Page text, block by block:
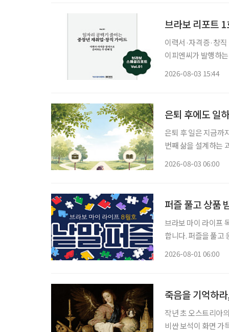
브라보 리포트
이력서·자격증·창직
이피엔씨가 발행하
2026-08-03 15:44
은퇴 후에도 일
은퇴 후 일은 지금까
번째 삶을 설계하는 과정이다. 은퇴를 앞뒀거나 회사를 나온 뒤
2026-08-03 06:00
퍼즐 풀고 상품
브라보 마이 라이프 독자 이벤트 브라보 마이 라이프에서는
합니다. 퍼즐을 풀고
2026-08-01 06:00
죽음을 기억하
작년 초 오스트리아
비싼 보석이 화면 가